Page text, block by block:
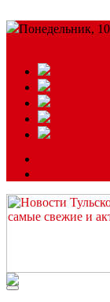
Понедельник,
Читайте
“ЗаНовомосковск”